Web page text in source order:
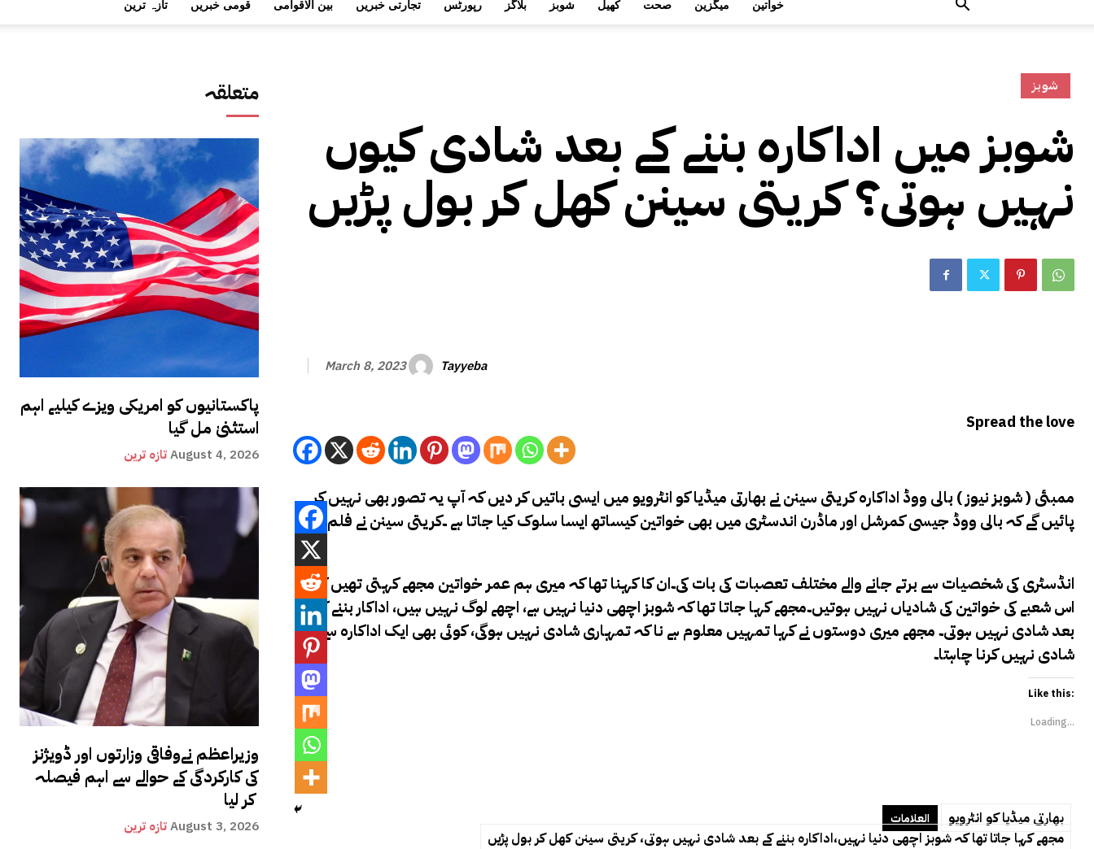
تازہ ترین قومی خبریں بین الاقوامی تجارتی خبریں رپورٹس بلاگز شوبز کھیل صحت میگزین خواتین
متعلقہ
پاکستانیوں کو امریکی ویزے کیلیے اہم
استثنیٰ مل گیا
تازہ ترینAugust 4, 2026
وزیراعظم نےوفاقی وزارتوں اور ڈویژنز
کی کارکردگی کے حوالے سے اہم فیصلہ
کر لیا
تازہ ترینAugust 3, 2026
شوبز
شوبز میں اداکارہ بننے کے بعد شادی کیوں
نہیں ہوتی؟ کریتی سینن کھل کر بول پڑیں
March 8, 2023 Tayyeba
Spread the love
ممبئی ( شوبز نیوز ) بالی ووڈ اداکارہ کریتی سینن نے بھارتی میڈیا کو انٹرویو میں ایسی باتیں کر دیں کہ آپ یہ تصور بھی نہیں کر
پائیں گے کہ بالی ووڈ جیسی کمرشل اور ماڈرن اندسٹری میں بھی خواتین کیساتھ ایسا سلوک کیا جاتا ہے ۔کریتی سینن نے فلم
انڈسٹری کی شخصیات سے برتے جانے والے مختلف تعصبات کی بات کی۔ان کا کہنا تھا کہ میری ہم عمر خواتین مجھے کہتی تھیں کہ
اس شعبے کی خواتین کی شادیاں نہیں ہوتیں۔مجھے کہا جاتا تھا کہ شوبز اچھی دنیا نہیں ہے، اچھے لوگ نہیں ہیں، اداکار بننے کے
بعد شادی نہیں ہوتی۔ مجھے میری دوستوں نے کہا تمہیں معلوم ہے نا کہ تمہاری شادی نہیں ہوگی، کوئی بھی ایک اداکارہ سے
شادی نہیں کرنا چاہتا۔
Like this:
Loading...
العلامات
بھارتی میڈیا کو انٹرویو
مجھے کہا جاتا تھا کہ شوبز اچھی دنیا نہیں،اداکارہ بننے کے بعد شادی نہیں ہوتی، کریتی سینن کھل کر بول پڑیں